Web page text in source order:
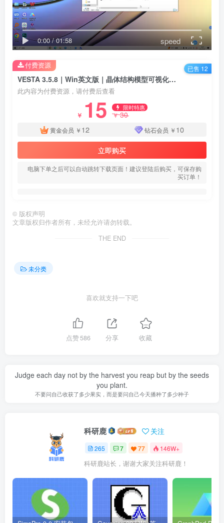
0:00/01:58 speed
VESTA 3.5.8｜Win英文版｜晶体结构模型可视化软件｜安装包+安装教程
此内容为付费资源，请付费后查看
￥ 15 限时特惠
￥30
黄金会员 ￥ 12 钻石会员 ￥ 10
立即购买
电脑下单之后可以自动跳转下载页面！建议登陆后购买，可保存购
买订单！
付费资源 已售 12
© 版权声明
文章版权归作者所有，未经允许请勿转载。
THE END
未分类
喜欢就支持一下吧
点赞586 分享 收藏
Judge each day not by the harvest you reap but by the seeds
you plant.
不要问自己收获了多少果实，而是要问自己今天播种了多少种子
科研鹿 关注
265 7 77 146W+
科研鹿站长，谢谢大家关注科研鹿！